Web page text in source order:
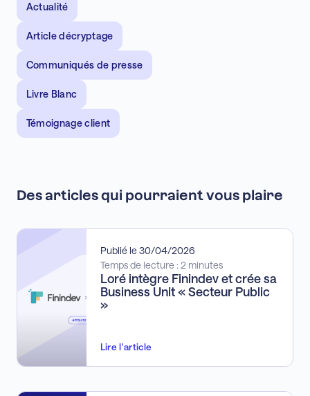
Actualité
Article décryptage
Communiqués de presse
Livre Blanc
Témoignage client
Des articles qui pourraient vous plaire
Publié le 30/04/2026
Temps de lecture : 2 minutes
Loré intègre Finindev et crée sa
Business Unit « Secteur Public
»
Lire l'article